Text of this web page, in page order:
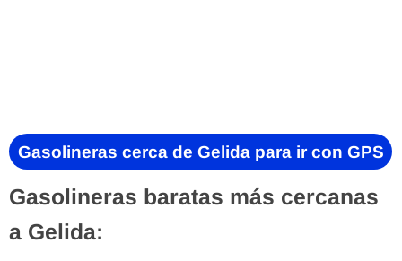
Gasolineras cerca de Gelida para ir con GPS
Gasolineras baratas más cercanas
a Gelida: